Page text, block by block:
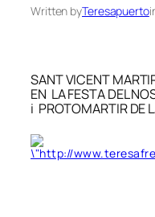
Written byTeresapuerto
SANT VICENT
EN LA FESTA DEL
i PROTOMARTIR DE